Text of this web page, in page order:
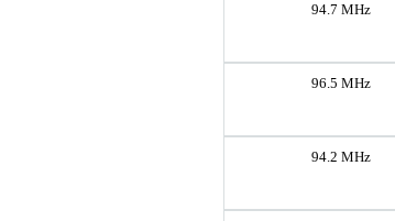
94.7 MHz
96.5 MHz
94.2 MHz